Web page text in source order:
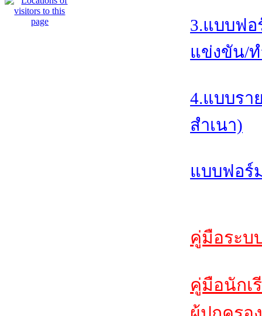
3.แบบฟอ
แข่งขัน/
4.แบบรา
สำเนา)
แบบฟอร์
คู่มือระบ
คู่มือนักเ